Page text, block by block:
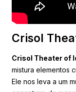
Crisol
Crisol Theater of
mistura elementos
Ele nos leva a um